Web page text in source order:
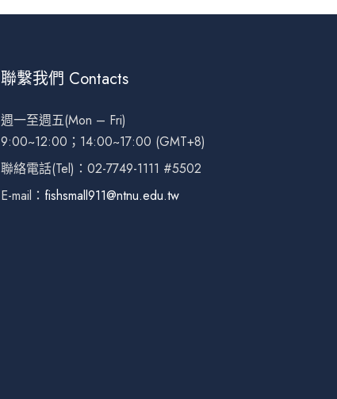
聯繫我們 Contacts
週一至週五(Mon – Fri)
9:00~12:00；14:00~17:00 (GMT+8)
聯絡電話(Tel)：02-7749-1111 #5502
E-mail： fishsmall911@ntnu.edu.tw